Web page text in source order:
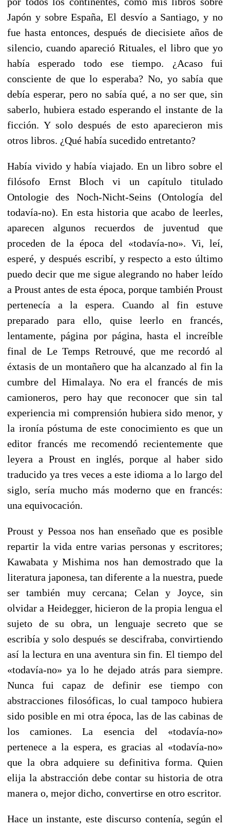
Japón y sobre España, El desvío a Santiago, y no
fue hasta entonces, después de diecisiete años de
silencio, cuando apareció Rituales, el libro que yo
había esperado todo ese tiempo. ¿Acaso fui
consciente de que lo esperaba? No, yo sabía que
debía esperar, pero no sabía qué, a no ser que, sin
saberlo, hubiera estado esperando el instante de la
ficción. Y solo después de esto aparecieron mis
otros libros. ¿Qué había sucedido entretanto?
Había vivido y había viajado. En un libro sobre el
filósofo Ernst Bloch vi un capítulo titulado
Ontologie des Noch-Nicht-Seins (Ontología del
todavía-no). En esta historia que acabo de leerles,
aparecen algunos recuerdos de juventud que
proceden de la época del «todavía-no». Vi, leí,
esperé, y después escribí, y respecto a esto último
puedo decir que me sigue alegrando no haber leído
a Proust antes de esta época, porque también Proust
pertenecía a la espera. Cuando al fin estuve
preparado para ello, quise leerlo en francés,
lentamente, página por página, hasta el increíble
final de Le Temps Retrouvé, que me recordó al
éxtasis de un montañero que ha alcanzado al fin la
cumbre del Himalaya. No era el francés de mis
camioneros, pero hay que reconocer que sin tal
experiencia mi comprensión hubiera sido menor, y
la ironía póstuma de este conocimiento es que un
editor francés me recomendó recientemente que
leyera a Proust en inglés, porque al haber sido
traducido ya tres veces a este idioma a lo largo del
siglo, sería mucho más moderno que en francés:
una equivocación.
Proust y Pessoa nos han enseñado que es posible
repartir la vida entre varias personas y escritores;
Kawabata y Mishima nos han demostrado que la
literatura japonesa, tan diferente a la nuestra, puede
ser también muy cercana; Celan y Joyce, sin
olvidar a Heidegger, hicieron de la propia lengua el
sujeto de su obra, un lenguaje secreto que se
escribía y solo después se descifraba, convirtiendo
así la lectura en una aventura sin fin. El tiempo del
«todavía-no» ya lo he dejado atrás para siempre.
Nunca fui capaz de definir ese tiempo con
abstracciones filosóficas, lo cual tampoco hubiera
sido posible en mi otra época, las de las cabinas de
los camiones. La esencia del «todavía-no»
pertenece a la espera, es gracias al «todavía-no»
que la obra adquiere su definitiva forma. Quien
elija la abstracción debe contar su historia de otra
manera o, mejor dicho, convertirse en otro escritor.
Hace un instante, este discurso contenía, según el